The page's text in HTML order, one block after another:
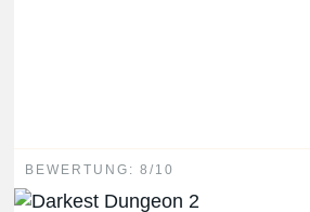
BEWERTUNG: 8/10